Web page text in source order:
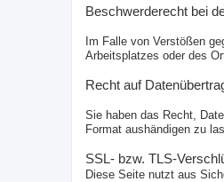
Beschwerderecht bei
Im Falle von Verstößen
Arbeitsplatzes oder des
Recht auf
Sie haben das Recht,
Format aushändigen zu
SSL- bzw. TLS-
Diese Seite nutzt aus